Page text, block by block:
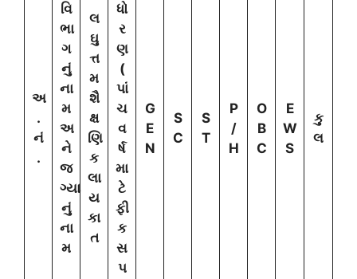
અ
.
નં
.
વિ
ભા
ગ
નું
ના
મ
અ
ને
જ
ગ્યા
નું
ના
મ
લ
ઘુ
ત્ત
મ
શૈ
ક્ષ
ણિ
ક
લા
ય
કા
ત
ધો
ર
ણ
(
પાં
ચ
વ
ર્ષ
મા
ટે
ફી
ક
સ
પ
G
E
N
S
C
S
T
P
/
H
O
B
C
E
W
S
કુ
લ